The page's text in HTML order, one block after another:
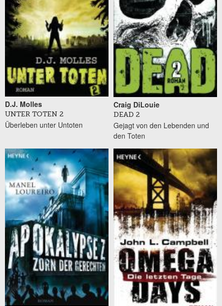
D.J. Molles
UNTER TOTEN 2
Überleben unter Untoten
Craig DiLouie
DEAD 2
Gejagt von den Lebenden und
den Toten